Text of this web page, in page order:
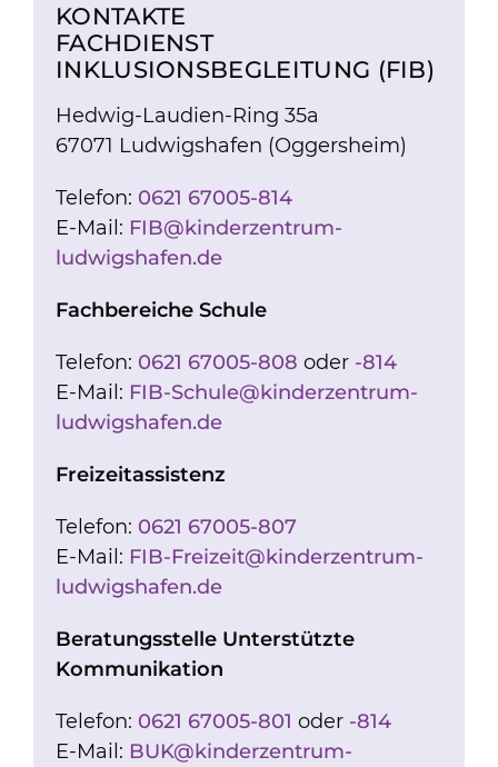
KONTAKTE
FACHDIENST
INKLUSIONSBEGLEITUNG (FIB)
Hedwig-Laudien-Ring 35a
67071 Ludwigshafen (Oggersheim)
Telefon: 0621 67005-814
E-Mail: FIB@kinderzentrum-
ludwigshafen.de
Fachbereiche Schule
Telefon: 0621 67005-808 oder -814
E-Mail: FIB-Schule@kinderzentrum-
ludwigshafen.de
Freizeitassistenz
Telefon: 0621 67005-807
E-Mail: FIB-Freizeit@kinderzentrum-
ludwigshafen.de
Beratungsstelle Unterstützte
Kommunikation
Telefon: 0621 67005-801 oder -814
E-Mail: BUK@kinderzentrum-